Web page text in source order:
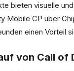
bieten visuelle
Mobile CP über
einen Vorteil
von Call of